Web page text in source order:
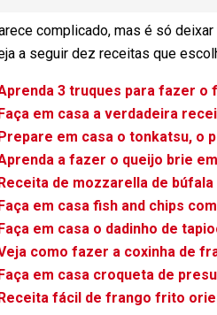
complicado, mas é só
a seguir dez receitas que
3 truques para fazer o
em casa a verdadeira
em casa o tonkatsu, o
a fazer o queijo brie
de mozzarella de búfala
em casa fish and chips
em casa o dadinho de
como fazer a coxinha de
em casa croqueta de
fácil de frango frito